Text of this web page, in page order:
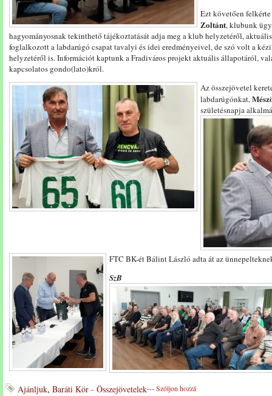
Ezt követően
Zoltánt, klubunk
hagyományosnak tekinthető tájékoztatását adja meg a klub helyzetéről,
foglalkozott a labdarúgó csapat tavalyi és idei eredményeivel, de szó volt a
helyzetéről is. Információt kaptunk a Fradiváros projekt aktuális állapotáról,
kapcsolatos gondo(lato)król.
Az összejövetel
labdarúgónkat,
születésnapja
FTC BK-étBálint László adta át az
SzB
Ajánljuk, Baráti Kör - Összejövetelek---Szóljon hozzá